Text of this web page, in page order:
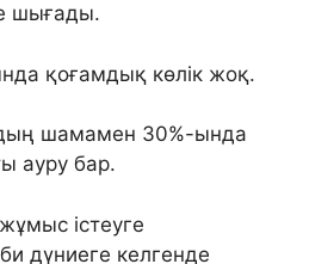
шығады.
қоғамдық көлік жоқ.
шамамен 30%-ында
ауру бар.
істеуге
дүниеге келгенде